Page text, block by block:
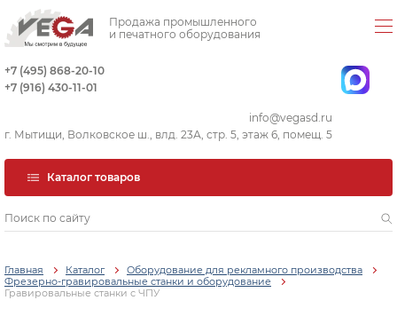
Продажа промышленного
и печатного оборудования
+7 (495) 868-20-10
+7 (916) 430-11-01
info@vegasd.ru
г. Мытищи, Волковское ш., влд. 23А, стр. 5, этаж 6, помещ. 5
Каталог товаров
Главная Каталог
Оборудование для рекламного производства
Фрезерно-гравировальные станки и оборудование
Гравировальные станки с ЧПУ